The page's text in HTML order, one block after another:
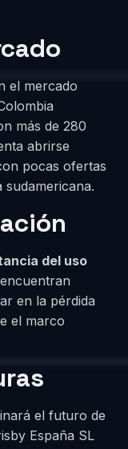
el mercado
más de 280
abrirse
pocas ofertas
del uso
en la pérdida
el marco
el futuro de
España SL